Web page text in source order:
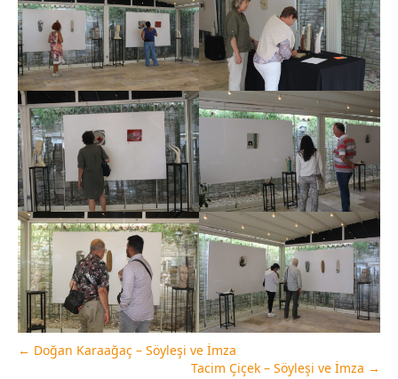
← Doğan Karaağaç – Söyleşi ve İmza
Tacim Çiçek – Söyleşi ve İmza →